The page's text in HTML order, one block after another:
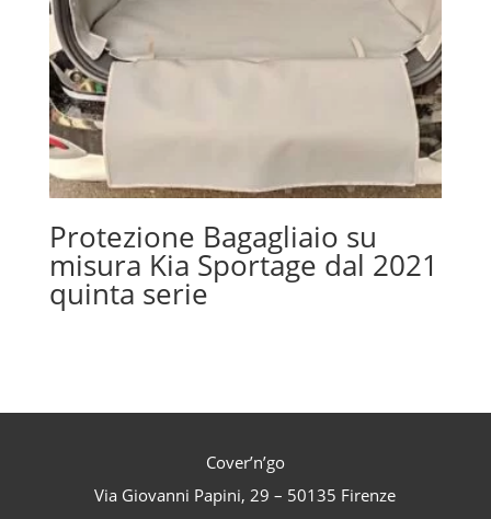
Protezione Bagagliaio su
misura Kia Sportage dal 2021
quinta serie
Cover’n’go
Via Giovanni Papini, 29 – 50135 Firenze